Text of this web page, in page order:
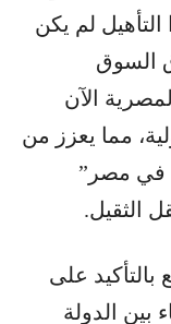
لم يكن
السوق
الآن
مما يعزز من
في مصر”
الثقيل.
بالتأكيد على
بين الدولة